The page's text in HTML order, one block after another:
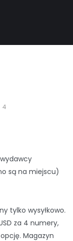
4
są na miejscu)
tylko wysyłkowo.
za 4 numery,
Magazyn